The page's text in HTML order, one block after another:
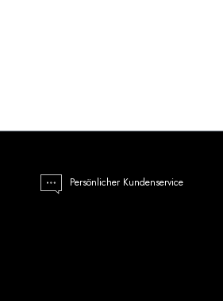
Persönlicher Kundenservice